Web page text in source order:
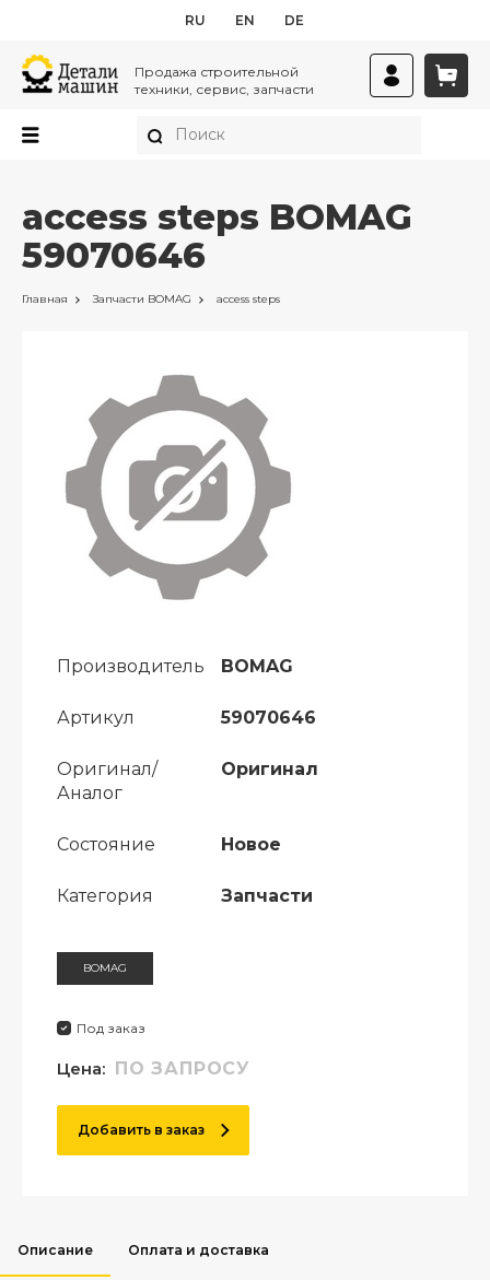
RU EN DE
Продажа строительной
техники, сервис, запчасти
access steps BOMAG
59070646
Главная Запчасти BOMAG access steps
Производитель BOMAG
Артикул 59070646
Оригинал/
Аналог
Оригинал
Состояние Новое
Категория Запчасти
BOMAG
Под заказ
Цена: ПО ЗАПРОСУ
Добавить в заказ
Описание Оплата и доставка